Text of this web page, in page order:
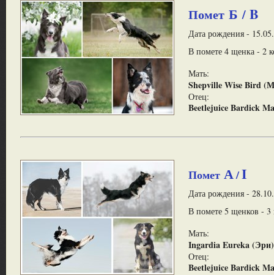
Помет Б / B
Дата рождения -
В помете 4 щенка - 2
Мать:
Shepville Wise Bird
Отец:
Beetlejuice Bardick
Помет А/I
Дата рождения -
В помете 5 щенков - 3
Мать:
Ingardia Eureka (Эри)
Отец:
Beetlejuice Bardick